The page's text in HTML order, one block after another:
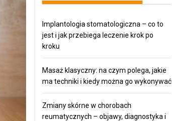
Implantologia stomatologiczna – co to
jest i jak przebiega leczenie krok po
kroku
Masaż klasyczny: na czym polega, jakie
ma techniki i kiedy można go wykonywać
Zmiany skórne w chorobach
reumatycznych – objawy, diagnostyka i